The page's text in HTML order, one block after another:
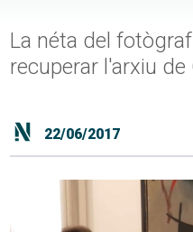
La néta del
recuperar l'arxiu de
22/06/2017